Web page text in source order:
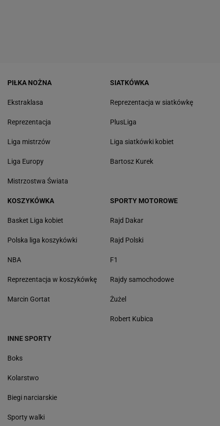
PIŁKA NOŻNA
Ekstraklasa
Reprezentacja
Liga mistrzów
Liga Europy
Mistrzostwa Świata
SIATKÓWKA
Reprezentacja w siatkówkę
PlusLiga
Liga siatkówki kobiet
Bartosz Kurek
KOSZYKÓWKA
Basket Liga kobiet
Polska liga koszykówki
NBA
Reprezentacja w koszykówkę
Marcin Gortat
SPORTY MOTOROWE
Rajd Dakar
Rajd Polski
F1
Rajdy samochodowe
Żużel
Robert Kubica
INNE SPORTY
Boks
Kolarstwo
Biegi narciarskie
Sporty walki